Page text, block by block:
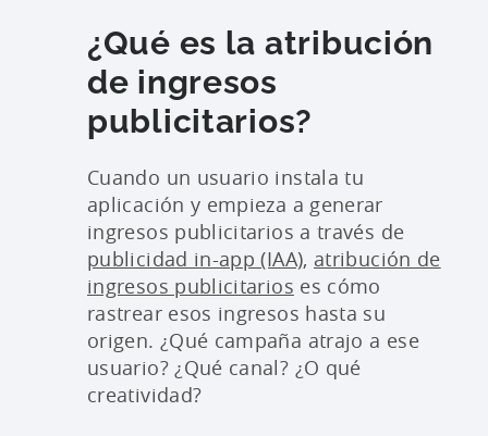
¿Qué es la atribución
de ingresos
publicitarios?
Cuando un usuario instala tu
aplicación y empieza a generar
ingresos publicitarios a través de
publicidad in-app (IAA), atribución de
ingresos publicitarios es cómo
rastrear esos ingresos hasta su
origen. ¿Qué campaña atrajo a ese
usuario? ¿Qué canal? ¿O qué
creatividad?